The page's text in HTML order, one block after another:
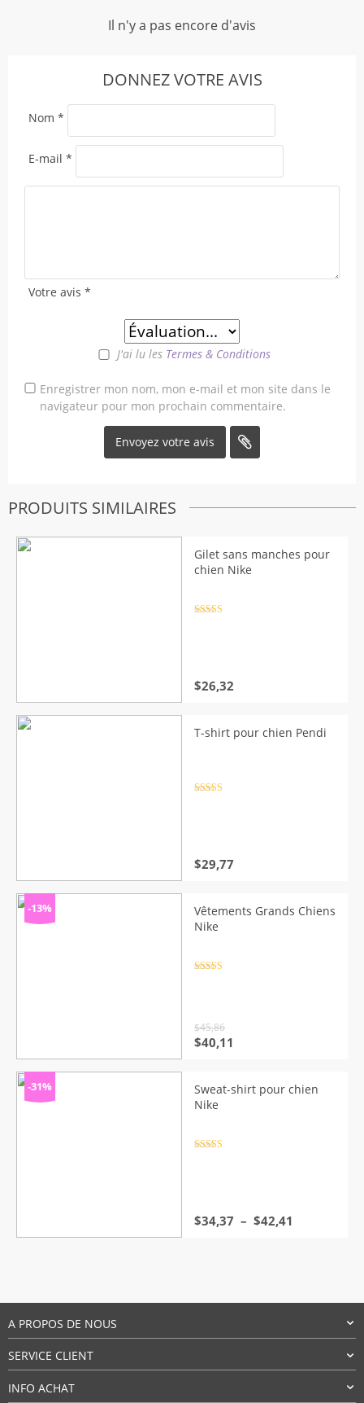
Il n'y a pas encore d'avis
DONNEZ VOTRE AVIS
Votre avis *
J'ai lu les Termes & Conditions
Nom *
E-mail *
Enregistrer mon nom, mon e-mail et mon site dans le
navigateur pour mon prochain commentaire.
PRODUITS SIMILAIRES
Gilet sans manches pour
chien Nike
$26,32
T-shirt pour chien Pendi
$29,77
-13%
Vêtements Grands Chiens
Nike
$45,86
Le
était :
$45,86.
$40,11
est :
$40,11.
-31%
Sweat-shirt pour chien
Nike
$34,37 – $42,41
A PROPOS DE NOUS
SERVICE CLIENT
INFO ACHAT